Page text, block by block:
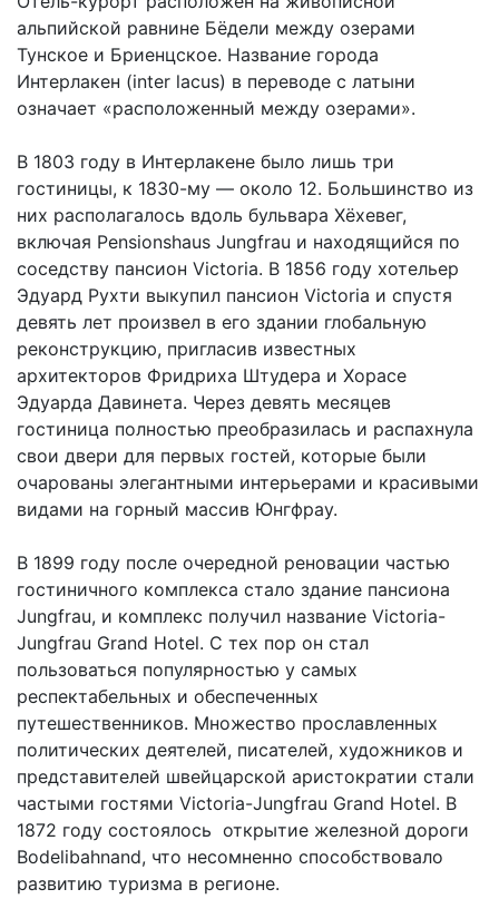
альпийской равнине Бёдели между озерами
Тунское и Бриенцское. Название города
Интерлакен (inter lacus) в переводе с латыни
означает «расположенный между озерами».
В 1803 году в Интерлакене было лишь три
гостиницы, к 1830-му — около 12. Большинство из
них располагалось вдоль бульвара Хёхевег,
включая Pensionshaus Jungfrau и находящийся по
соседству пансион Victoria. В 1856 году хотельер
Эдуард Рухти выкупил пансион Victoria и спустя
девять лет произвел в его здании глобальную
реконструкцию, пригласив известных
архитекторов Фридриха Штудера и Хорасе
Эдуарда Давинета. Через девять месяцев
гостиница полностью преобразилась и распахнула
свои двери для первых гостей, которые были
очарованы элегантными интерьерами и красивыми
видами на горный массив Юнгфрау.
В 1899 году после очередной реновации частью
гостиничного комплекса стало здание пансиона
Jungfrau, и комплекс получил название Victoria-
Jungfrau Grand Hotel. С тех пор он стал
пользоваться популярностью у самых
респектабельных и обеспеченных
путешественников. Множество прославленных
политических деятелей, писателей, художников и
представителей швейцарской аристократии стали
частыми гостями Victoria-Jungfrau Grand Hotel. В
1872 году состоялось открытие железной дороги
Bodelibahnand, что несомненно способствовало
развитию туризма в регионе.